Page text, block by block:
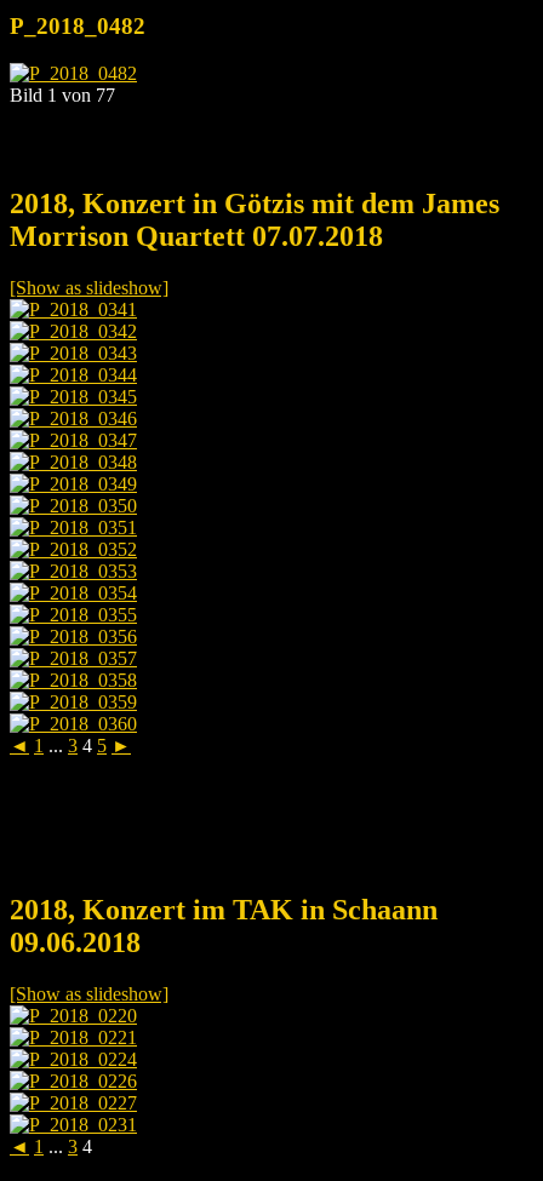
P_2018_0482
Bild 1 von 77
2018, Konzert in Götzis mit dem James
Morrison Quartett 07.07.2018
[Show as slideshow]
◄ 1 ... 3 4 5 ►
2018, Konzert im TAK in Schaann
09.06.2018
[Show as slideshow]
◄ 1 ... 3 4